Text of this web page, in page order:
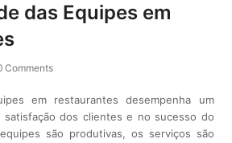
das Equipes em
Comments
em restaurantes desempenha um
satisfação dos clientes e no sucesso do
são produtivas, os serviços são